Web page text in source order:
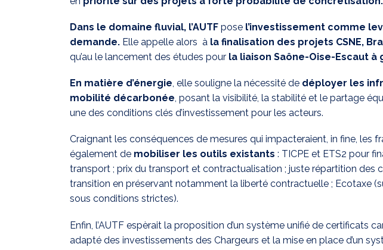
Dans le domaine fluvial, l’AUTF pose l’investissement comme
demande. Elle appelle alors à la finalisation des projets CSNE,
qu’au le lancement des études pour la liaison Saône-Oise-Escaut à
En matière d’énergie, elle souligne la nécessité de déployer les
mobilité décarbonée, posant la visibilité, la stabilité et le partage
une des conditions clés d’investissement pour les acteurs.
Craignant les conséquences de mesures qui impacteraient, in fine, les
également de mobiliser les outils existants : TICPE et ETS2 pour
transport ; prix du transport et contractualisation ; juste répartition des
transition en préservant notamment la liberté contractuelle ; Ecotaxe
sous conditions strictes).
Enfin, l’AUTF espèrait la proposition d’un système unifié de certificats
adapté des investissements des Chargeurs et la mise en place d’un